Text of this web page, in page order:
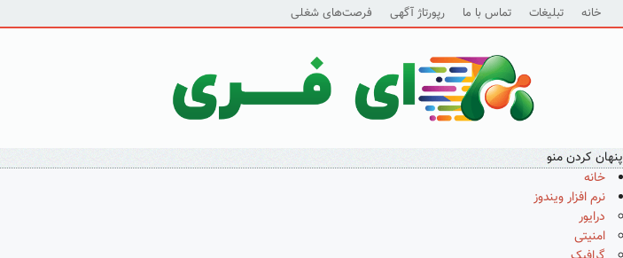
خانه تبلیغات تماس با ما رپورتاژ آگهی فرصت‌های شغلی
پنهان کردن منو
خانه
نرم افزار ویندوز
درایور
امنیتی